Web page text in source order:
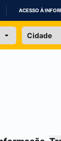
ACESSO À